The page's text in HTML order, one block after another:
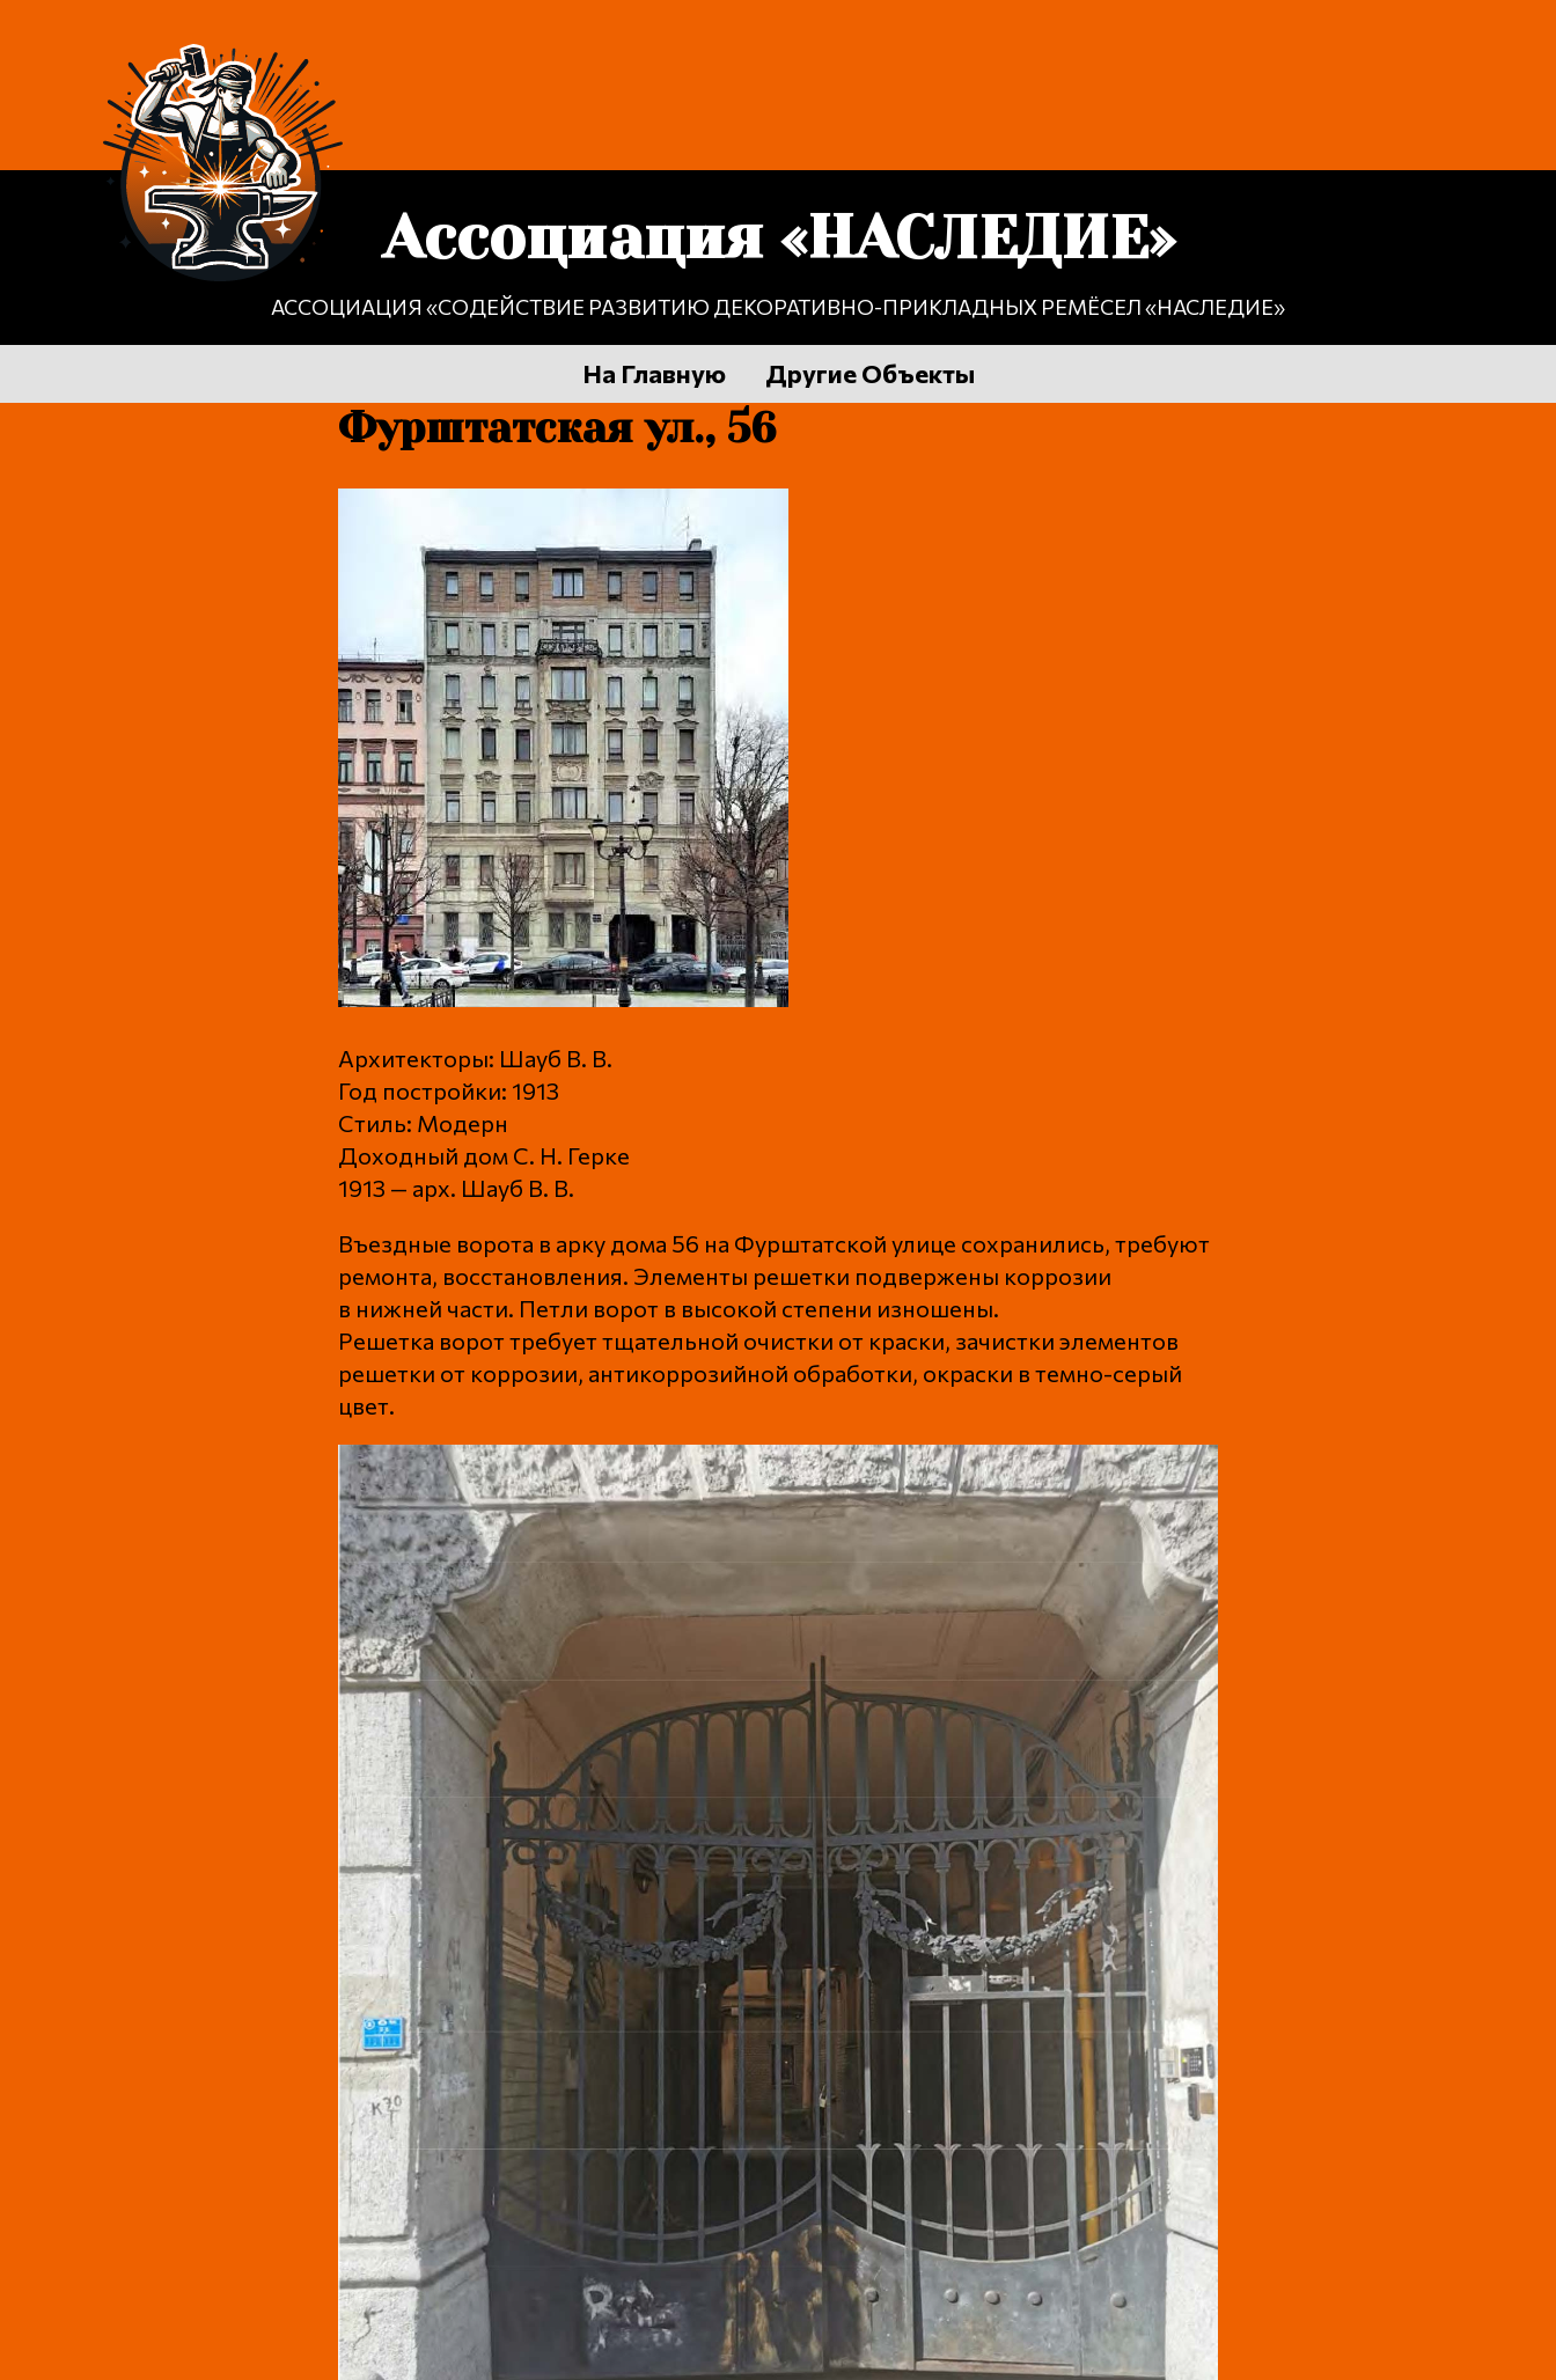
Ассоциация «НАСЛЕДИЕ»
АССОЦИАЦИЯ «СОДЕЙСТВИЕ РАЗВИТИЮ ДЕКОРАТИВНО-ПРИКЛАДНЫХ РЕМЁСЕЛ «НАСЛЕДИЕ»
На Главную Другие Объекты
Фурштатская ул., 56
Архитекторы: Шауб В. В.
Год постройки: 1913
Стиль: Модерн
Доходный дом С. Н. Герке
1913 — арх. Шауб В. В.
Въездные ворота в арку дома 56 на Фурштатской улице сохранились, требуют
ремонта, восстановления. Элементы решетки подвержены коррозии
в нижней части. Петли ворот в высокой степени изношены.
Решетка ворот требует тщательной очистки от краски, зачистки элементов
решетки от коррозии, антикоррозийной обработки, окраски в темно-серый
цвет.